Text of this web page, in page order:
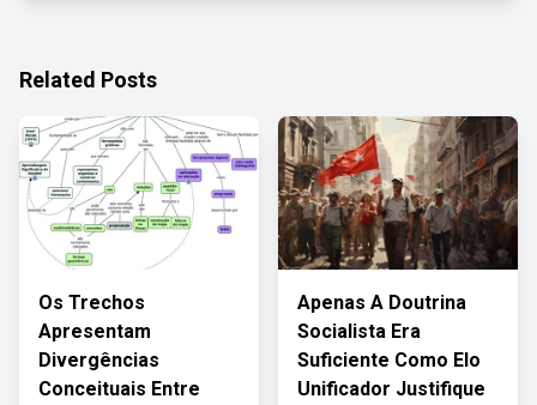
Related Posts
Os Trechos
Apresentam
Divergências
Conceituais Entre
Apenas A Doutrina
Socialista Era
Suficiente Como Elo
Unificador Justifique